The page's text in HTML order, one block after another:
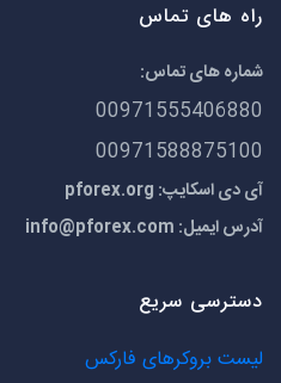
راه های تماس
شماره های تماس:
00971555406880
00971588875100
آی دی اسکایپ: pforex.org
آدرس ایمیل: info@pforex.com
دسترسی سریع
لیست بروکرهای فارکس